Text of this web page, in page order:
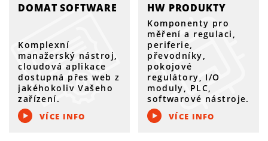
DOMAT SOFTWARE
Komplexní
manažerský nástroj,
cloudová aplikace
dostupná přes web z
jakéhokoliv Vašeho
zařízení.
VÍCE INFO
HW PRODUKTY
Komponenty pro
měření a regulaci,
periferie,
převodníky,
pokojové
regulátory, I/O
moduly, PLC,
softwarové nástroje.
VÍCE INFO